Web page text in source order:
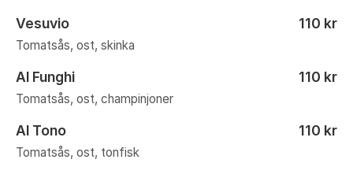
Vesuvio 110 kr
Tomatsås, ost, skinka
Al Funghi 110 kr
Tomatsås, ost, champinjoner
Al Tono 110 kr
Tomatsås, ost, tonfisk